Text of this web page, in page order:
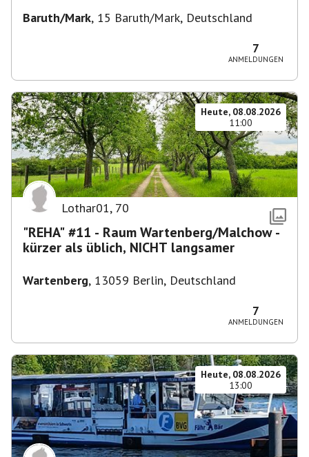
Baruth/Mark, 15 Baruth/Mark, Deutschland
7
ANMELDUNGEN
Heute, 08.08.2026
11:00
Lothar01, 70
"REHA" #11 - Raum Wartenberg/Malchow -
kürzer als üblich, NICHT langsamer
Wartenberg, 13059 Berlin, Deutschland
7
ANMELDUNGEN
Heute, 08.08.2026
13:00